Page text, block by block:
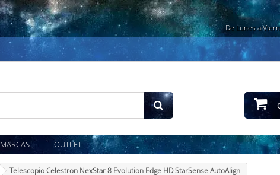
De Lunes a
MARCAS OUTLET
Telescopio Celestron NexStar 8 Evolution Edge HD StarSense AutoAlign